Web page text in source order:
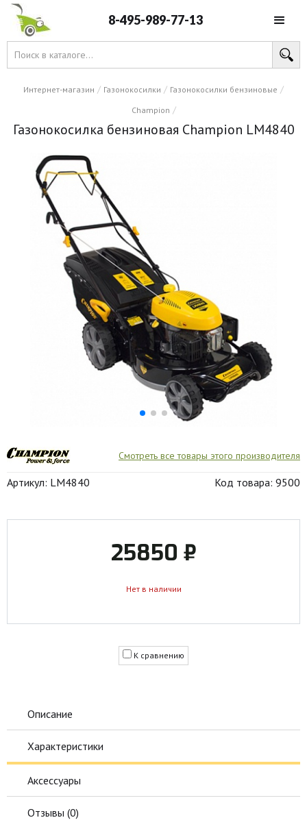
8-495-989-77-13
Интернет-магазин / Газонокосилки / Газонокосилки бензиновые /
Champion /
Газонокосилка бензиновая Champion LM4840
Смотреть все товары этого производителя
Артикул: LM4840 Код товара: 9500
25850 ₽
Нет в наличии
К сравнению
Описание
Характеристики
Аксессуары
Отзывы (0)